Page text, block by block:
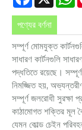
পণ্যের বর্ণনা
সম্পূর্ণ মোমযুক্ত
সাধারণ কার্টনগুলি
পদ্ধতিতে রয়েছে।
নিমজ্জিত হয়,
সম্পূর্ণ জলরোধী সুরক্ষা
কাঠামোগত শক্তির মূল
যেমন কোল্ড চেইন